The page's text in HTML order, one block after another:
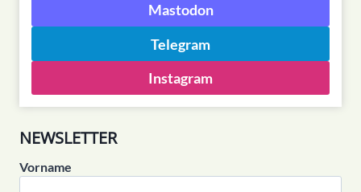
Mastodon
Telegram
Instagram
NEWSLETTER
Vorname